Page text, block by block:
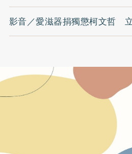
影音／愛滋器捐獨懲柯文哲